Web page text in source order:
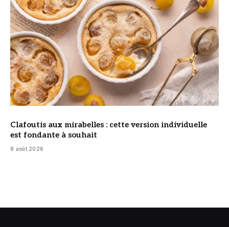
Clafoutis aux mirabelles : cette version individuelle
est fondante à souhait
8 août 2026